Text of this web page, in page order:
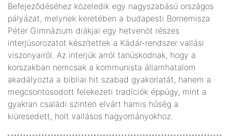
Befejeződéséhez közeledik egy nagyszabású országos
pályázat, melynek keretében a budapesti Bornemisza
Péter Gimnázium diákjai egy hetvenöt részes
interjúsorozatot készítettek a Kádár-rendszer vallási
viszonyairól. Az interjúk arról tanúskodnak, hogy a
korszakban nemcsak a kommunista államhatalom
akadályozta a bibliai hit szabad gyakorlatát, hanem a
megcsontosodott felekezeti tradíciók éppúgy, mint a
gyakran családi szinten elvárt hamis hűség a
kiüresedett, holt vallásos hagyományokhoz.